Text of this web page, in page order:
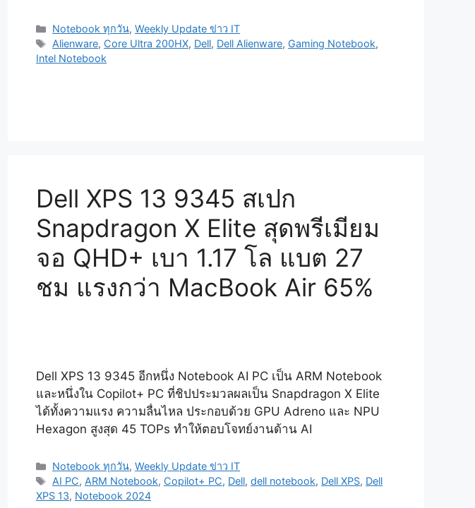
Categories
Notebook ทุกวัน,Weekly Update ข่าว IT
Tags
Alienware, Core Ultra 200HX, Dell, Dell Alienware, Gaming Notebook,
Intel Notebook
Dell XPS 13 9345 สเปก
Snapdragon X Elite สุดพรีเมียม
จอ QHD+ เบา 1.17 โล แบต 27
ชม แรงกว่า MacBook Air 65%
Dell XPS 13 9345 อีกหนึ่ง Notebook AI PC เป็น ARM Notebook
และหนึ่งใน Copilot+ PC ที่ชิปประมวลผลเป็น Snapdragon X Elite
ได้ทั้งความแรง ความลื่นไหล ประกอบด้วย GPU Adreno และ NPU
Hexagon สูงสุด 45 TOPs ทำให้ตอบโจทย์งานด้าน AI
Categories
Notebook ทุกวัน,Weekly Update ข่าว IT
Tags
AI PC, ARM Notebook, Copilot+ PC, Dell,dell notebook, Dell XPS, Dell
XPS 13, Notebook 2024